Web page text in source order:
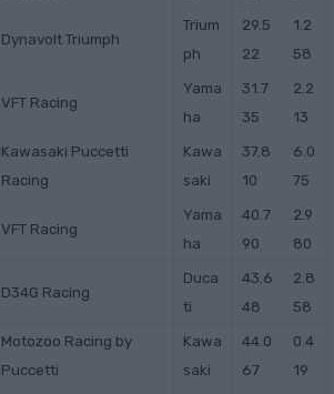
Dynavolt Triumph
Trium
ph
29.5
22
1.2
58
VFT Racing
Yama
ha
31.7
35
2.2
13
Kawasaki Puccetti
Racing
Kawa
saki
37.8
10
6.0
75
VFT Racing
Yama
ha
40.7
90
2.9
80
D34G Racing
Duca
ti
43.6
48
2.8
58
Motozoo Racing by
Puccetti
Kawa
saki
44.0
67
0.4
19